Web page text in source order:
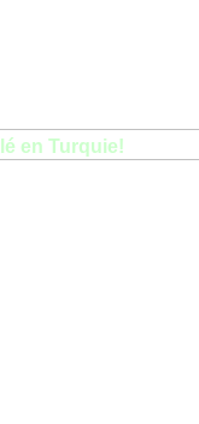
en Turquie!